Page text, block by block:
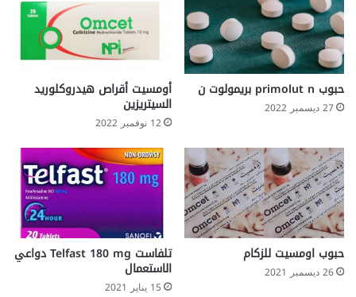
حبوب primolut n بريمولوت ن
27 ديسمبر 2022
أومسيت أقراص هيدروكلوريد
السيتريزين
12 نوفمبر 2022
حبوب اومسيت للزكام
26 ديسمبر 2021
تلفاست Telfast 180 mg دواعي
الاستعمال
15 يناير 2021